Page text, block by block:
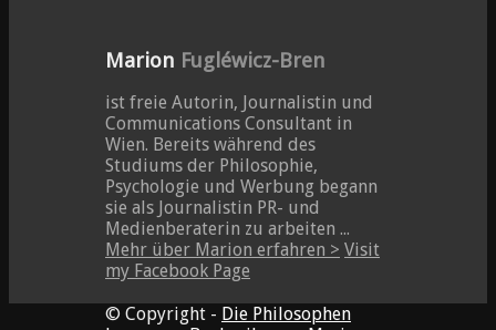
Marion Fugléwicz-Bren
ist freie Autorin, Journalistin und
Communications Consultant in
Wien. Bereits während des
Studiums der Philosophie,
Psychologie und Werbung begann
sie als Journalistin PR- und
Medienberaterin zu arbeiten ...
Mehr über Marion erfahren > Visit
my Facebook Page
© Copyright - Die Philosophen